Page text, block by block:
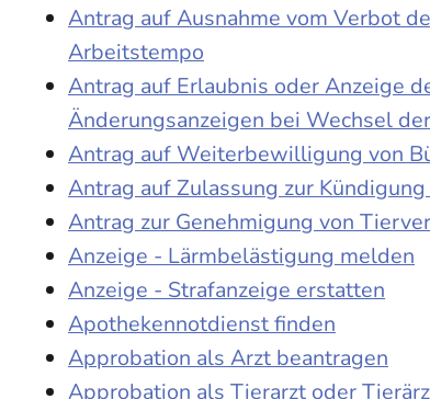
Antrag auf Ausnahme vom Verbot
Arbeitstempo
Antrag auf Erlaubnis oder Anzeige
Änderungsanzeigen bei Wechsel
Antrag auf Weiterbewilligung von
Antrag auf Zulassung zur
Antrag zur Genehmigung von
Anzeige - Lärmbelästigung melden
Anzeige - Strafanzeige erstatten
Apothekennotdienst finden
Approbation als Arzt beantragen
Approbation als Tierarzt oder